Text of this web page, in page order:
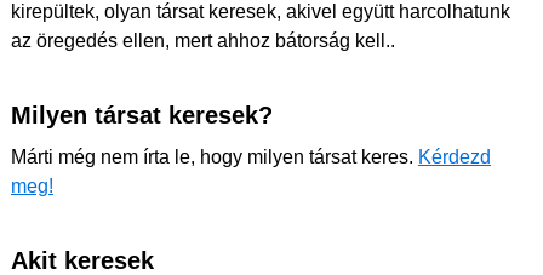
kirepültek, olyan társat keresek, akivel együtt harcolhatunk
az öregedés ellen, mert ahhoz bátorság kell..
Milyen társat keresek?
Márti még nem írta le, hogy milyen társat keres. Kérdezd
meg!
Akit keresek